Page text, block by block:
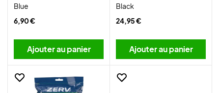
Blue
6,90 €
Ajouter au panier
Black
24,95 €
Ajouter au panier